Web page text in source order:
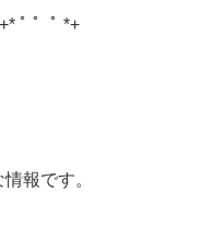
ﾟ ゜ﾟ *+
報です。